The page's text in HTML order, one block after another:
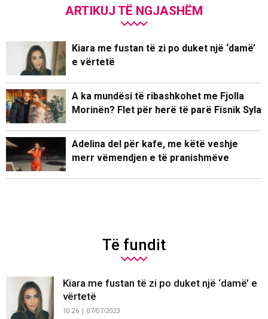
ARTIKUJ TË NGJASHËM
Kiara me fustan të zi po duket një ‘damë’
e vërtetë
A ka mundësi të ribashkohet me Fjolla
Morinën? Flet për herë të parë Fisnik Syla
Adelina del për kafe, me këtë veshje
merr vëmendjen e të pranishmëve
Të fundit
Kiara me fustan të zi po duket një ‘damë’ e
vërtetë
10:26 | 07/07/2023